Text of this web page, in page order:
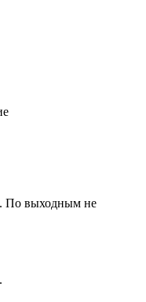
По выходным не